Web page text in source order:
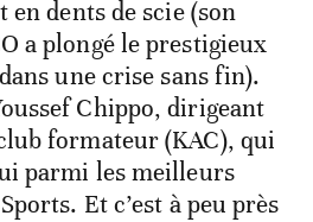
en dents de scie (son
a plongé le prestigieux
une crise sans fin).
Chippo, dirigeant
formateur (KAC), qui
parmi les meilleurs
Et c’est à peu près